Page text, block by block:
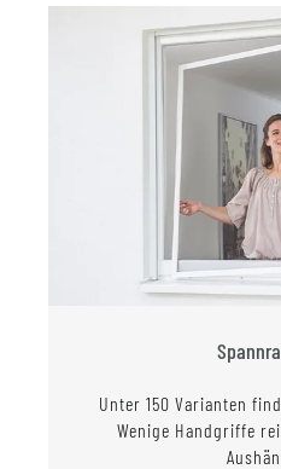
Unter 150 Varianten
Wenige Handgriffe